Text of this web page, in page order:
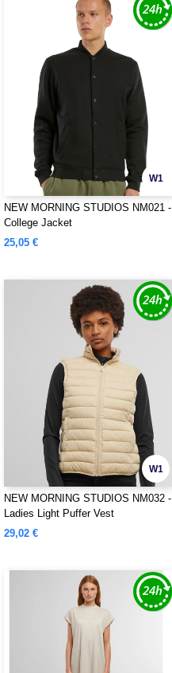
W1
NEW MORNING STUDIOS NM021 -
College Jacket
25,05 €
W1
NEW MORNING STUDIOS NM032 -
Ladies Light Puffer Vest
29,02 €